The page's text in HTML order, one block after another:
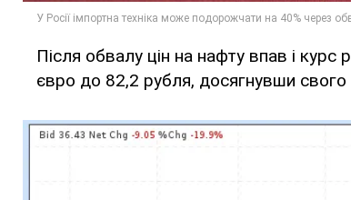
Після обвалу цін на нафту впав і
євро до 82,2 рубля, досягнувши